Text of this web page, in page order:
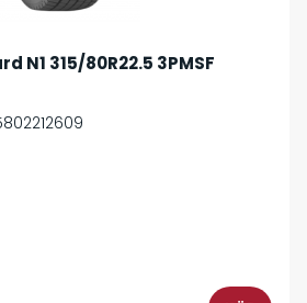
N1 315/80R22.5 3PMSF